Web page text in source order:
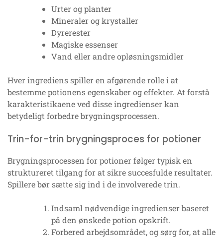
Urter og planter
Mineraler og krystaller
Dyrerester
Magiske essenser
Vand eller andre opløsningsmidler
Hver ingrediens spiller en afgørende rolle i at
bestemme potionens egenskaber og effekter. At forstå
karakteristikaene ved disse ingredienser kan
betydeligt forbedre brygningsprocessen.
Trin-for-trin brygningsproces for potioner
Brygningsprocessen for potioner følger typisk en
struktureret tilgang for at sikre succesfulde resultater.
Spillere bør sætte sig ind i de involverede trin.
Indsaml nødvendige ingredienser baseret
på den ønskede potion opskrift.
Forbered arbejdsområdet, og sørg for, at alle